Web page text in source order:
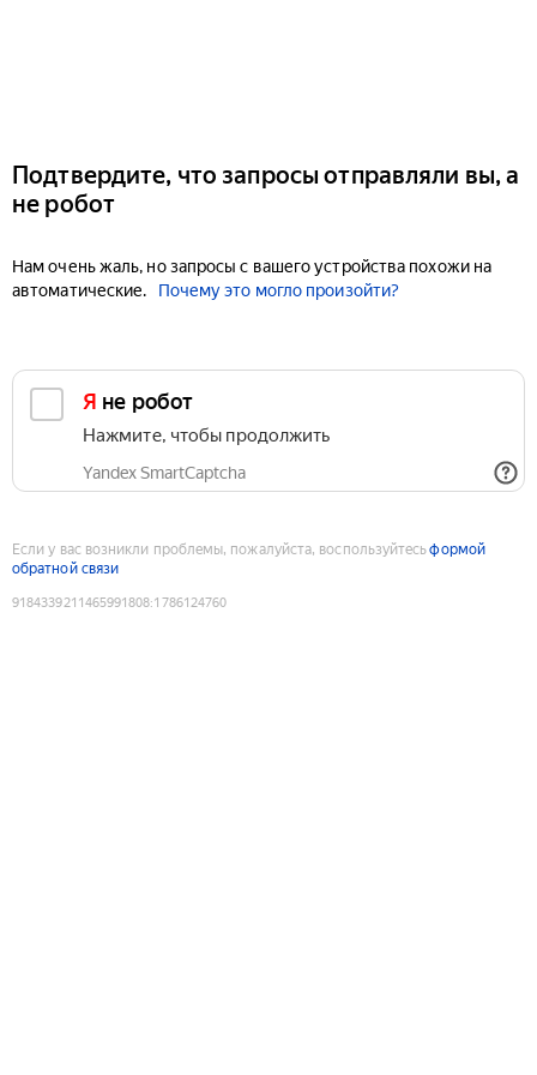
Подтвердите, что запросы отправляли вы, а
не робот
Нам очень жаль, но запросы с вашего устройства похожи на
автоматические.
Почему это могло произойти?
Я не робот
Нажмите, чтобы продолжить
Yandex SmartCaptcha
Если у вас возникли проблемы, пожалуйста, воспользуйтесьформой
обратной связи
9184339211465991808:1786124760